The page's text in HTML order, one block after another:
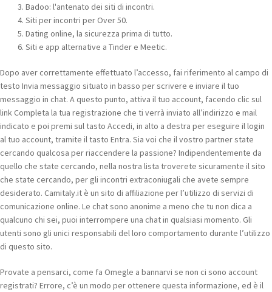
Badoo: l'antenato dei siti di incontri.
Siti per incontri per Over 50.
Dating online, la sicurezza prima di tutto.
Siti e app alternative a Tinder e Meetic.
Dopo aver correttamente effettuato l’accesso, fai riferimento al campo di
testo Invia messaggio situato in basso per scrivere e inviare il tuo
messaggio in chat. A questo punto, attiva il tuo account, facendo clic sul
link Completa la tua registrazione che ti verrà inviato all’indirizzo e mail
indicato e poi premi sul tasto Accedi, in alto a destra per eseguire il login
al tuo account, tramite il tasto Entra. Sia voi che il vostro partner state
cercando qualcosa per riaccendere la passione? Indipendentemente da
quello che state cercando, nella nostra lista troverete sicuramente il sito
che state cercando, per gli incontri extraconiugali che avete sempre
desiderato. Camitaly.it è un sito di affiliazione per l’utilizzo di servizi di
comunicazione online. Le chat sono anonime a meno che tu non dica a
qualcuno chi sei, puoi interrompere una chat in qualsiasi momento. Gli
utenti sono gli unici responsabili del loro comportamento durante l’utilizzo
di questo sito.
Provate a pensarci, come fa Omegle a bannarvi se non ci sono account
registrati? Errore, c’è un modo per ottenere questa informazione, ed è il